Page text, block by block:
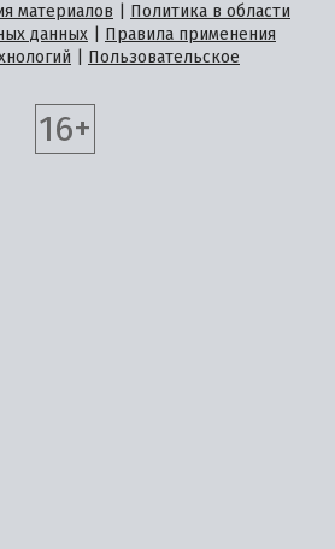
материалов
Политика в области
данных
Правила применения
Пользовательское
16+